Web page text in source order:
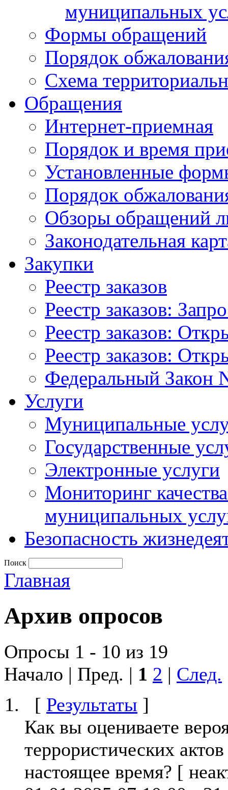
муниципальных
Формы обращений
Порядок
Схема
Обращения
Интернет-приемная
Порядок и время
Установленные
Порядок
Обзоры обращений
Законодательная
Закупки
Реестр заказов
Реестр заказов:
Реестр заказов:
Реестр заказов:
Федеральный Закон
Услуги
Муниципальные
Государственные
Электронные услуги
Мониторинг
муниципальных
Безопасность
Поиск
Главная
Архив опросов
Опросы 1 - 10 из 19
Начало | Пред. | 1 2 | След.
[ Результаты ]
Как вы оцениваете
террористических
настоящее время? [